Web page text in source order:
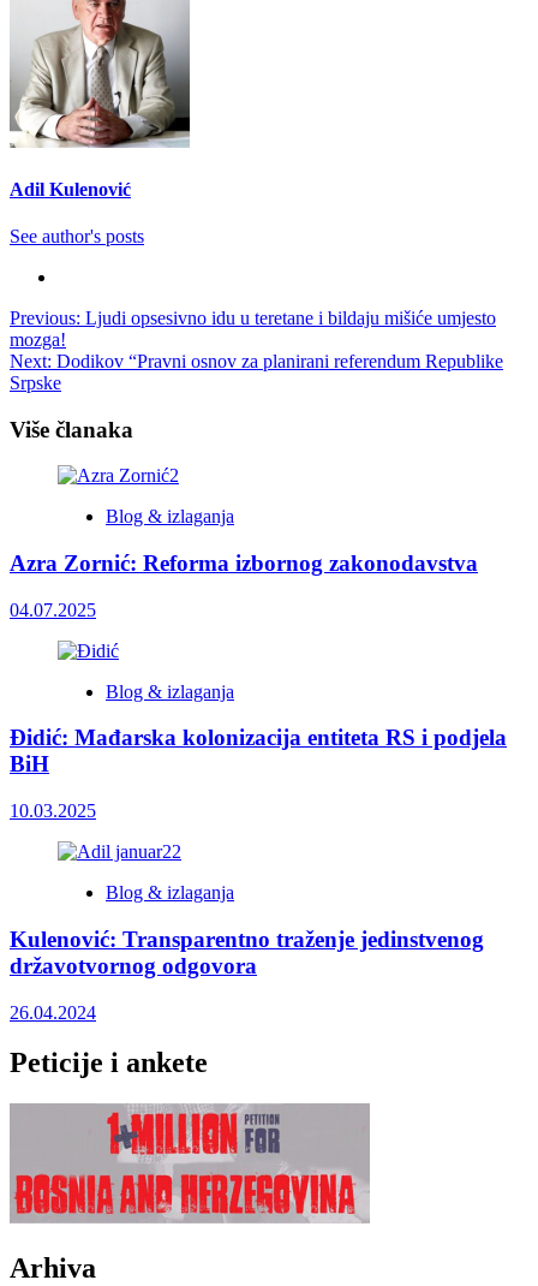
Adil Kulenović
See author's posts
Post
navigation
Previous: Ljudi opsesivno idu u teretane i bildaju mišiće umjesto
mozga!
Next: Dodikov “Pravni osnov za planirani referendum Republike
Srpske
Više članaka
Blog & izlaganja
Azra Zornić: Reforma izbornog zakonodavstva
04.07.2025
Blog & izlaganja
Đidić: Mađarska kolonizacija entiteta RS i podjela
BiH
10.03.2025
Blog & izlaganja
Kulenović: Transparentno traženje jedinstvenog
državotvornog odgovora
26.04.2024
Peticije i ankete
Arhiva